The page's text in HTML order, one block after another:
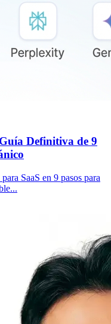
Definitiva de 9
SaaS en 9 pasos para